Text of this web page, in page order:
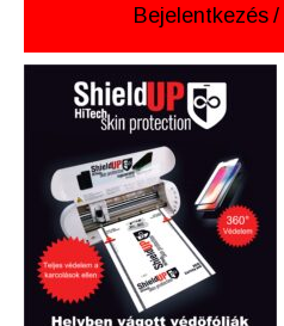
Bejelentkezés /